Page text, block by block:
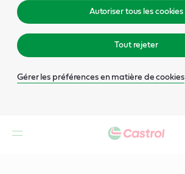
Autoriser tous les cookies
Tout rejeter
Gérer les préférences en matière de cookies